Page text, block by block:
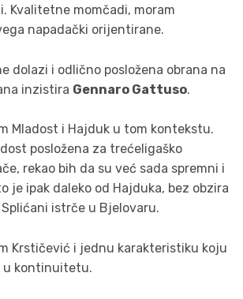
Kvalitetne momčadi, moram
napadački orijentirane.
dolazi i odlično posložena obrana na
inzistira Gennaro Gattuso.
Mladost i Hajduk u tom kontekstu.
posložena za trećeligaško
rekao bih da su već sada spremni i
je ipak daleko od Hajduka, bez obzira
istrče u Bjelovaru.
Krstičević i jednu karakteristiku koju
u kontinuitetu.